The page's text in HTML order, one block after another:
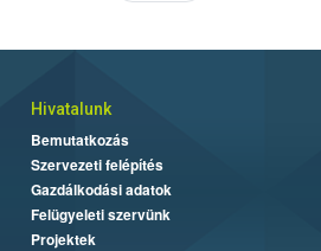
Hivatalunk
Bemutatkozás
Szervezeti felépítés
Gazdálkodási adatok
Felügyeleti szervünk
Projektek